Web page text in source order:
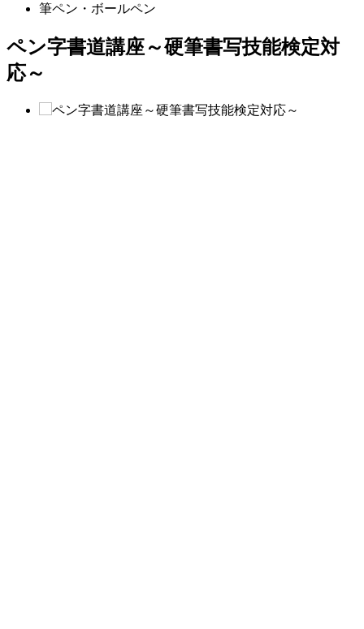
筆ペン・ボールペン
ペン字書道講座～硬筆書写技能検定対
応～